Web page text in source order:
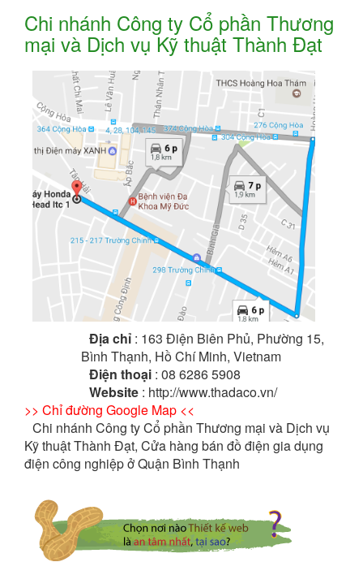
Chi nhánh Công ty Cổ phần Thương
mại và Dịch vụ Kỹ thuật Thành Đạt
Địa chỉ : 163 Điện Biên Phủ, Phường 15,
Bình Thạnh, Hồ Chí Minh, Vietnam
Điện thoại : 08 6286 5908
Website : http://www.thadaco.vn/
>> Chỉ đường Google Map <<
Chi nhánh Công ty Cổ phần Thương mại và Dịch vụ
Kỹ thuật Thành Đạt, Cửa hàng bán đồ điện gia dụng
điện công nghiệp ở Quận Bình Thạnh